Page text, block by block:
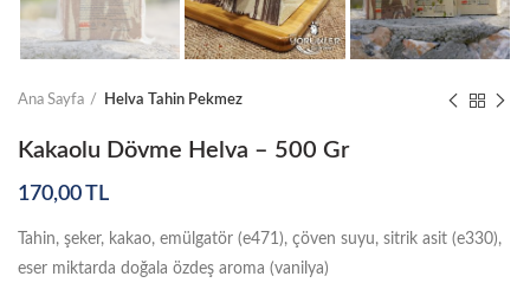
Ana Sayfa Helva Tahin Pekmez
Kakaolu Dövme Helva – 500 Gr
170,00 TL
Tahin, şeker, kakao, emülgatör (e471), çöven suyu, sitrik asit (e330),
eser miktarda doğala özdeş aroma (vanilya)